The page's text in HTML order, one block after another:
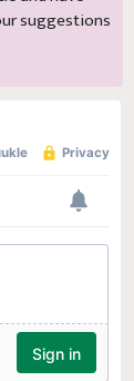
suggestions